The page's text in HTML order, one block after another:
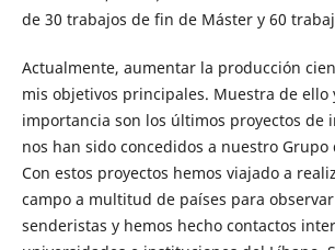
de 30 trabajos de fin de Máster y 60
Actualmente, aumentar la producción
mis objetivos principales. Muestra de ello
importancia son los últimos proyectos de
nos han sido concedidos a nuestro
Con estos proyectos hemos viajado a
campo a multitud de países para
senderistas y hemos hecho contactos